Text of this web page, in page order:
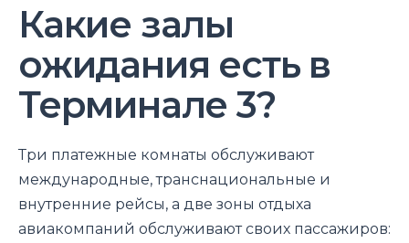
Какие залы
ожидания есть в
Терминале 3?
Три платежные комнаты обслуживают
международные, транснациональные и
внутренние рейсы, а две зоны отдыха
авиакомпаний обслуживают своих пассажиров: